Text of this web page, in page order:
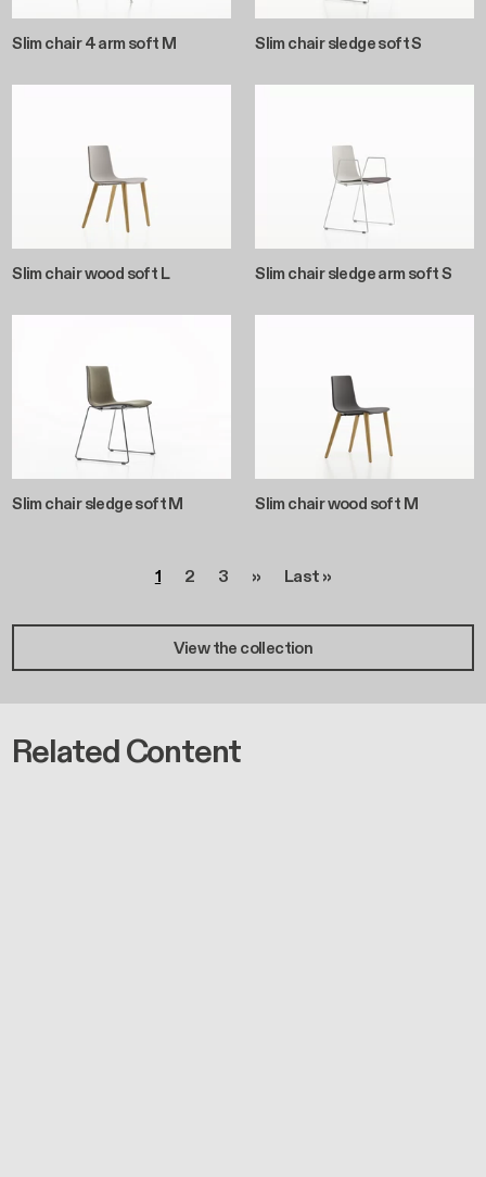
Slim chair 4 arm soft M Slim chair sledge soft S
Slim chair wood soft L Slim chair sledge arm soft S
Slim chair sledge soft M Slim chair wood soft M
Seite
1 Seite
2 Seite
3 Nächste Seite
›› Letzte Seite
Last »
View the collection
Related Content